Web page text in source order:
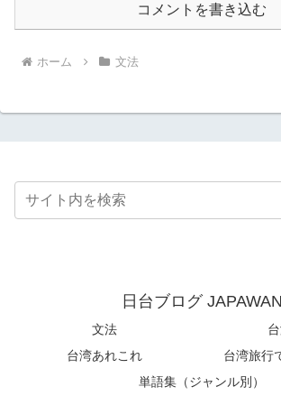
コメントを書き込む
ホーム 文法
日台ブログ JAPAWAN
文法
台湾あれこれ
台湾旅行
単語集（ジャンル別）